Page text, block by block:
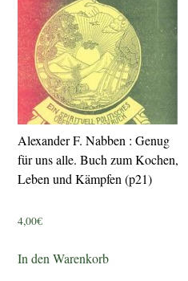
Alexander F. Nabben : Genug
für uns alle. Buch zum Kochen,
Leben und Kämpfen (p21)
4,00€
In den Warenkorb